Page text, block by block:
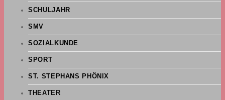
SCHULJAHR
SMV
SOZIALKUNDE
SPORT
ST. STEPHANS PHÖNIX
THEATER